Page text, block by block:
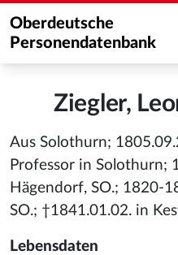
Oberdeutsche
Personendatenbank
Ziegler,
Aus Solothurn;
Professor in Solothurn;
Hägendorf, SO.; 1820-
SO.; †1841.01.02. in
Lebensdaten